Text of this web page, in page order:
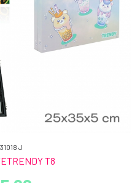
J
T8